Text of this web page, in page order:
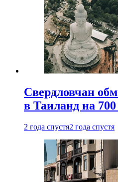
Свердловчан
в Таиланд на
2 года спустя2 года спустя